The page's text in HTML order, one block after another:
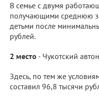
В семье с двумя
получающими среднюю
детьми после
рублей.
2 место - Чукотский
Здесь, по тем же
составил 96,8 тысячи